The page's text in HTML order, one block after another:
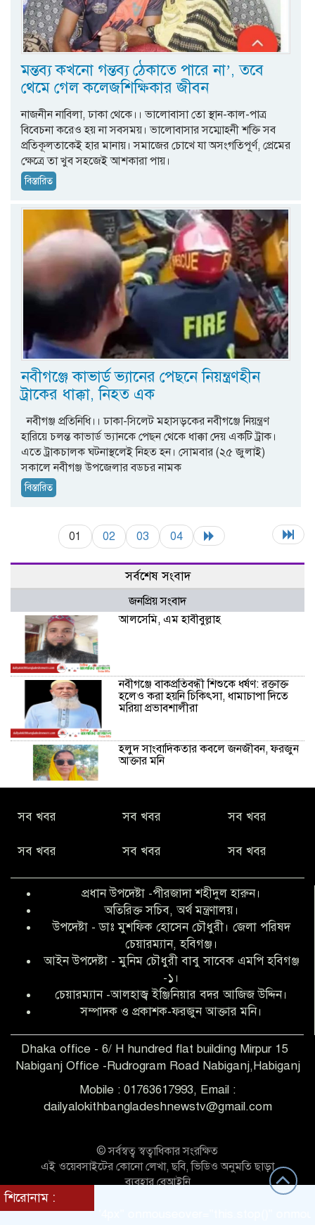
মন্তব্য কখনো গন্তব্য ঠেকাতে পারে না’, তবে
থেমে গেল কলেজশিক্ষিকার জীবন
নাজনীন নাবিলা, ঢাকা থেকে।। ভালোবাসা তো স্থান-কাল-পাত্র
বিবেচনা করেও হয় না সবসময়। ভালোবাসার সম্মোহনী শক্তি সব
প্রতিকূলতাকেই হার মানায়। সমাজের চোখে যা অসংগতিপূর্ণ, প্রেমের
ক্ষেত্রে তা খুব সহজেই আশকারা পায়।
বিস্তারিত
নবীগঞ্জে কাভার্ড ভ্যানের পেছনে নিয়ন্ত্রণহীন
ট্রাকের ধাক্কা, নিহত এক
নবীগঞ্জ প্রতিনিধি।। ঢাকা-সিলেট মহাসড়কের নবীগঞ্জে নিয়ন্ত্রণ
হারিয়ে চলন্ত কাভার্ড ভ্যানকে পেছন থেকে ধাক্কা দেয় একটি ট্রাক।
এতে ট্রাকচালক ঘটনাস্থলেই নিহত হন। সোমবার (২৫ জুলাই)
সকালে নবীগঞ্জ উপজেলার বডচর নামক
বিস্তারিত
01 02 03 04
সর্বশেষ সংবাদ
জনপ্রিয় সংবাদ
আলসেমি, এম হাবীবুল্লাহ
নবীগঞ্জে বাকপ্রতিবন্ধী শিশুকে ধর্ষণ: রক্তাক্ত
হলেও করা হয়নি চিকিৎসা, ধামাচাপা দিতে
মরিয়া প্রভাবশালীরা
হলুদ সাংবাদিকতার কবলে জনজীবন, ফরজুন
আক্তার মনি
নীরবে সমাজ বদলের স্বপ্ন বুনছেন সিমি
কিবরিয়া
অনিয়ম ও জালিয়াতির আশ্রয় নিয়ে মেয়েকে
বৃত্তি পরীক্ষার সুযোগ করে দিলেন প্রধান শিক্ষক
ফারুক মাস্টার
আব্দুল হক তালুকদার ফাউন্ডেশন মানবতার
শিকড় ছুঁই ছুঁই,ফরজুন আক্তার মনি
সিলেট রেঞ্জের শ্রেষ্ঠ ওসি নির্বাচিত হলেন
নবীগঞ্জ থানার ওসি মোনায়েম
‎নবীগঞ্জে এক সাজাপ্রাপ্ত পলাতক আসামি
গ্রেপ্তার
শিশু ধর্ষণের অভিযোগে অভিযুক্ত গ্রেফতার ১
সব খবর সব খবর সব খবর
সব খবর সব খবর সব খবর
প্রধান উপদেষ্টা -পীরজাদা শহীদুল হারুন।
অতিরিক্ত সচিব, অর্থ মন্ত্রণালয়।
উপদেষ্টা - ডাঃ মুশফিক হোসেন চৌধুরী। জেলা পরিষদ
চেয়ারম্যান, হবিগঞ্জ।
আইন উপদেষ্টা - মুনিম চৌধুরী বাবু সাবেক এমপি হবিগঞ্জ
-১।
চেয়ারম্যান -আলহাজ্ব ইঞ্জিনিয়ার বদর আজিজ উদ্দিন।
সম্পাদক ও প্রকাশক-ফরজুন আক্তার মনি।
Dhaka office - 6/ H hundred flat building Mirpur 15
Nabiganj Office -Rudrogram Road Nabiganj,Habiganj
Mobile : 01763617993, Email :
dailyalokithbangladeshnewstv@gmail.com
শিরোনাম :
onmouseover="this.stop()"
© সর্বস্বত্ব স্বত্বাধিকার সংরক্ষিত
এই ওয়েবসাইটের কোনো লেখা, ছবি, ভিডিও অনুমতি ছাড়া
ব্যবহার বেআইনি